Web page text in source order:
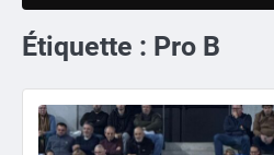
Étiquette : Pro B